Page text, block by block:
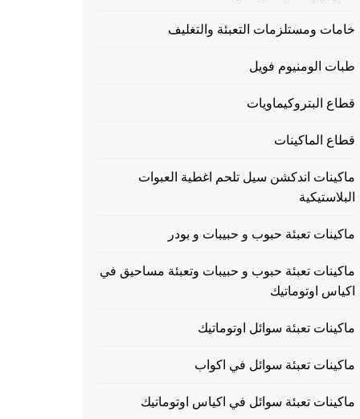
خامات ومستلزمات التعبئة والتغليف
طبات الومنيوم فويل
قطاع البتروكيماويات
قطاع الماكينات
ماكينات اندكشن سيل تلحم اغطية العبوات
البلاستيكية
ماكينات تعبئة حبوب و حبيبات و بودر
ماكينات تعبئة حبوب و حبيبات وتعبئة مساحيق في
اكياس اوتوماتيك
ماكينات تعبئة سوائل اوتوماتيك
ماكينات تعبئة سوائل في اكواب
ماكينات تعبئة سوائل في اكياس اوتوماتيك